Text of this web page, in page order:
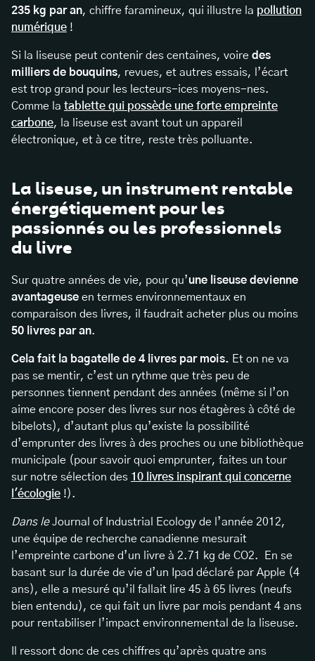
235 kg par an, chiffre faramineux, qui illustre la pollution
numérique !
Si la liseuse peut contenir des centaines, voire des
milliers de bouquins, revues, et autres essais, l’écart
est trop grand pour les lecteurs-ices moyens-nes.
Comme la tablette qui possède une forte empreinte
carbone, la liseuse est avant tout un appareil
électronique, et à ce titre, reste très polluante.
La liseuse, un instrument rentable
énergétiquement pour les
passionnés ou les professionnels
du livre
Sur quatre années de vie, pour qu’une liseuse devienne
avantageuse en termes environnementaux en
comparaison des livres, il faudrait acheter plus ou moins
50 livres par an.
Cela fait la bagatelle de 4 livres par mois. Et on ne va
pas se mentir, c’est un rythme que très peu de
personnes tiennent pendant des années (même si l’on
aime encore poser des livres sur nos étagères à côté de
bibelots), d’autant plus qu’existe la possibilité
d’emprunter des livres à des proches ou une bibliothèque
municipale (pour savoir quoi emprunter, faites un tour
sur notre sélection des 10 livres inspirant qui concerne
l'écologie !).
Dans leJournal of Industrial Ecology de l’année 2012,
une équipe de recherche canadienne mesurait
l’empreinte carbone d’un livre à 2.71 kg de CO2. En se
basant sur la durée de vie d’un Ipad déclaré par Apple (4
ans), elle a mesuré qu’il fallait lire 45 à 65 livres (neufs
bien entendu), ce qui fait un livre par mois pendant 4 ans
pour rentabiliser l’impact environnemental de la liseuse.
Il ressort donc de ces chiffres qu’après quatre ans